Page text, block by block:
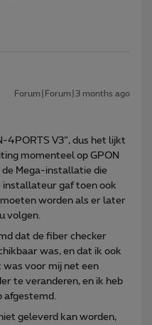
Forum|Forum|3 months ago
4PORTS V3”, dus het lijkt
momenteel op GPON
Mega-installatie die
installateur gaf toen ook
worden als er later
volgen.
dat de fiber checker
was, en dat ik ook
was voor mij net een
te veranderen, en ik heb
geleverd kan worden,